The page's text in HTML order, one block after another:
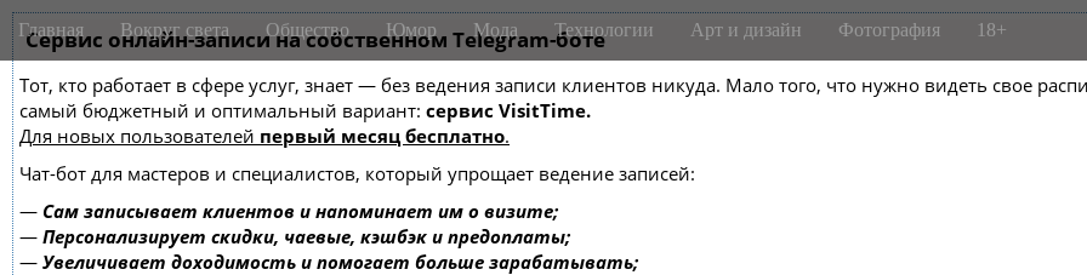
Сервис онлайн-записи на собственном Telegram-боте
Тот, кто работает в сфере услуг, знает — без ведения записи клиентов никуда. Мало того, что нужно видеть свое
самый бюджетный и оптимальный вариант: сервис VisitTime.
Для новых пользователей первый месяц бесплатно.
Чат-бот для мастеров и специалистов, который упрощает ведение записей:
— Сам записывает клиентов и напоминает им о визите;
— Персонализирует скидки, чаевые, кэшбэк и предоплаты;
— Увеличивает доходимость и помогает больше зарабатывать;
M
a
n
m
e
n
u
i
Главная Вокруг света Общество Юмор Мода Технологии Арт и дизайн Фотография 18+